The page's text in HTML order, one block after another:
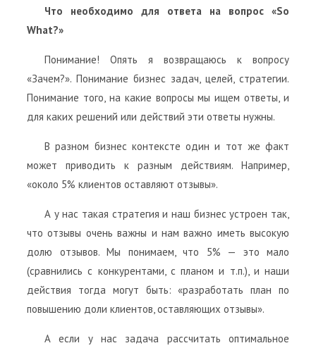
Что необходимо для ответа на вопрос «So
What?»
Понимание! Опять я возвращаюсь к вопросу
«Зачем?». Понимание бизнес задач, целей, стратегии.
Понимание того, на какие вопросы мы ищем ответы, и
для каких решений или действий эти ответы нужны.
В разном бизнес контексте один и тот же факт
может приводить к разным действиям. Например,
«около 5% клиентов оставляют отзывы».
А у нас такая стратегия и наш бизнес устроен так,
что отзывы очень важны и нам важно иметь высокую
долю отзывов. Мы понимаем, что 5% — это мало
(сравнились с конкурентами, с планом и т.п.), и наши
действия тогда могут быть: «разработать план по
повышению доли клиентов, оставляющих отзывы».
А если у нас задача рассчитать оптимальное